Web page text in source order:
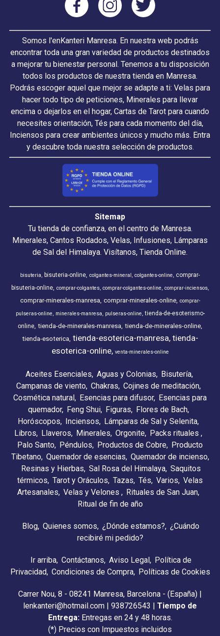
Somos l'enKanteri Manresa. En nuestra web podrás
encontrar toda una gran variedad de productos destinados
a mejorar tu bienestar personal. Tenemos a tu disposición
todos los productos de nuestra tienda en Manresa.
Podrás escoger aquel que mejor se adapte a ti: Velas para
hacer todo tipo de peticiones, Minerales para llevar
encima o dejarlos en el hogar, Cartas de Tarot para cuando
necesites orientación, Tés para cada momento del día,
Inciensos para crear ambientes únicos y mucho más. Entra
y descubre toda nuestra selección de productos.
Sitemap
Tu tienda de confianza, en el centro de Manresa.
Minerales, Cantos Rodados, Velas, Infusiones, Lámparas
de Sal del Himalaya. Visítanos, Tienda Online.
bisuteria bisuteria-online colgantes-mineral colgantes-online
comprar-
bisuteria-online comprar-colgantes comprar-colgantes-online comprar-inciensos
comprar-minerales-manresa comprar-minerales-online comprar-
pulseras-online
minerales-manresa pulseras-online tienda-de-esoterismo-
online tienda-de-minerales-manresa tienda-de-minerales-online
tienda-esoterica tienda-esoterica-manresa tienda-
esoterica-online venta-minerales-online
Aceites Esenciales Aguas y Colonias
Bisutería
Campanas de viento Chakras Cojines de meditación
Cosmética natural Esencias para difusor Esencias para
quemador
Feng Shui Figuras
Flores de Bach
Horóscopos
Inciensos
Lámparas de Sal y Selenita
Libros
Llaveros Minerales Orgonite Packs rituales
Palo Santo Péndulos Productos de Cobre Producto
Tibetano Quemador de esencias Quemador de incienso
Resinas y Hierbas Sal Rosa del Himalaya Saquitos
térmicos Tarot y Oráculos Tazas Tés Varios Velas
Artesanales Velas y Velones
Rituales de San Juan
Ritual de fin de año
Blog Quienes somos ¿Dónde estamos?
¿Cuándo
recibiré mi pedido?
Ir arriba Contáctanos Aviso Legal
Política de
Privacidad Condiciones de Compra Políticas de Cookies
Carrer Nou, 8 - 08241 Manresa, Barcelona - (España) |
lenkanteri@hotmail.com | 938726543 | Tiempo de
Entrega: Entregas en 24 y 48 horas.
(*) Precios con Impuestos incluidos